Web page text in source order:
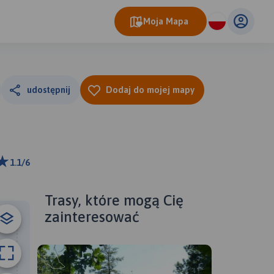
Moja Mapa
udostępnij Dodaj do mojej mapy
1.1/6
Trasy, które mogą Cię
zainteresować